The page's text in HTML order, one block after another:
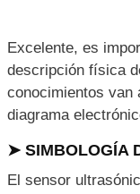
Excelente, es
descripción física
conocimientos van
diagrama
➤ SIMBOLOGÍA
El sensor